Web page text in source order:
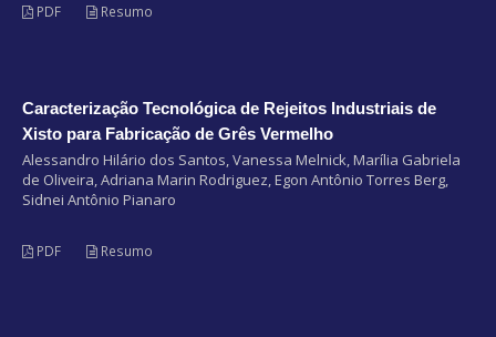
PDF Resumo
Caracterização Tecnológica de Rejeitos Industriais de
Xisto para Fabricação de Grês Vermelho
Alessandro Hilário dos Santos, Vanessa Melnick, Marília Gabriela
de Oliveira, Adriana Marin Rodriguez, Egon Antônio Torres Berg,
Sidnei Antônio Pianaro
PDF Resumo